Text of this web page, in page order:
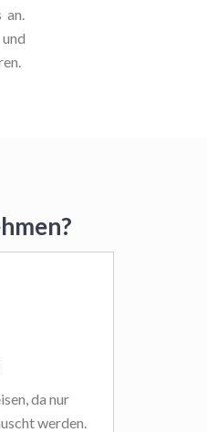
an.
da nur
werden.